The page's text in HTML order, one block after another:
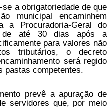
a obrigatoriedade de que
municipal encaminhem
a Procuradoria-Geral do
de até 30 dias após a
para valores não
tributários, o decreto
será regido
pastas competentes.
prevê a apuração de
servidores que, por meio